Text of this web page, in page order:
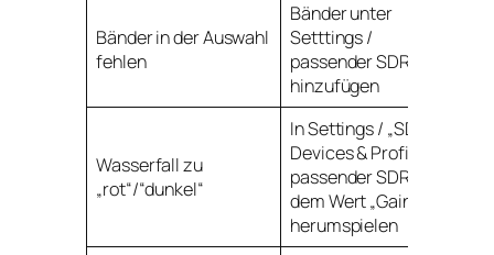
Bänder in der Auswahl
fehlen
Bänder unter
Setttings /
passender SDR
hinzufügen
Wasserfall zu
„rot“/“dunkel“
In Settings / „SDR
Devices & Profiles“ /
passender SDR mit
dem Wert „Gain“
herumspielen